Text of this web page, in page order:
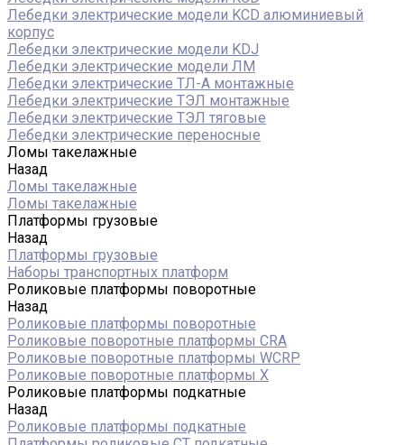
Лебедки электрические модели KCD алюминиевый
корпус
Лебедки электрические модели KDJ
Лебедки электрические модели ЛМ
Лебедки электрические ТЛ-А монтажные
Лебедки электрические ТЭЛ монтажные
Лебедки электрические ТЭЛ тяговые
Лебедки электрические переносные
Ломы такелажные
Назад
Ломы такелажные
Ломы такелажные
Платформы грузовые
Назад
Платформы грузовые
Наборы транспортных платформ
Роликовые платформы поворотные
Назад
Роликовые платформы поворотные
Роликовые поворотные платформы CRA
Роликовые поворотные платформы WCRP
Роликовые поворотные платформы X
Роликовые платформы подкатные
Назад
Роликовые платформы подкатные